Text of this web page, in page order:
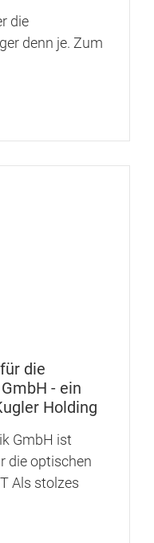
die
denn je. Zum
die
- ein
Holding
GmbH ist
die optischen
Als stolzes